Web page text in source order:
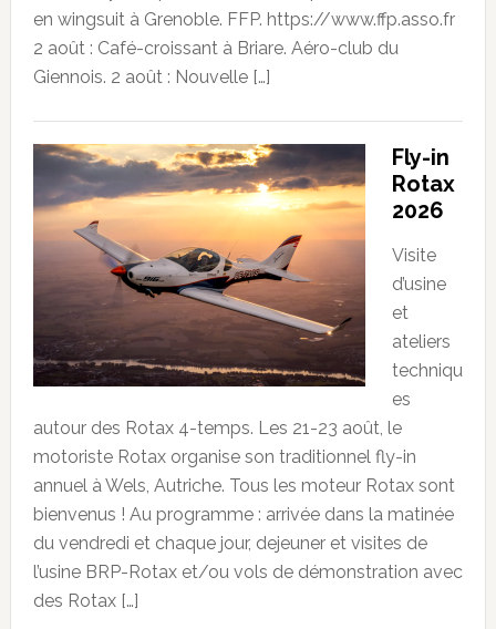
en wingsuit à Grenoble. FFP. https://www.ffp.asso.fr
2 août : Café-croissant à Briare. Aéro-club du
Giennois. 2 août : Nouvelle […]
Fly-in
Rotax
2026
Visite
d’usine
et
ateliers
techniqu
es
autour des Rotax 4-temps. Les 21-23 août, le
motoriste Rotax organise son traditionnel fly-in
annuel à Wels, Autriche. Tous les moteur Rotax sont
bienvenus ! Au programme : arrivée dans la matinée
du vendredi et chaque jour, dejeuner et visites de
l’usine BRP-Rotax et/ou vols de démonstration avec
des Rotax […]